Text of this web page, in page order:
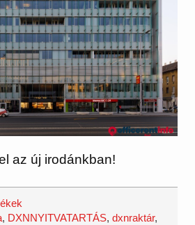
az új irodánkban!
, DXNNYITVATARTÁS,dxnraktár,